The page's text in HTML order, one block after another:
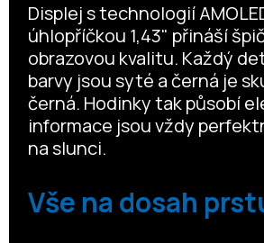
Displej s technologií
úhlopříčkou 1,43" přináší
obrazovou kvalitu. Každý
barvy jsou syté a černá je
černá. Hodinky tak působí
informace jsou vždy
na slunci.
Vše na dosah